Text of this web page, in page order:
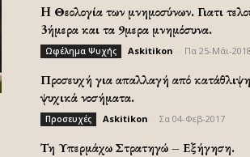
H Θεολογία των μνημοσύνων. Γιατι
3ήμερα και τα 9μερα μνημόσυνα.
Ωφέλημα Ψυχής Askitikon Πα 25-Μάι-2018
Προσευχή για απαλλαγή από
ψυχικά νοσήματα.
Προσευχές Askitikon Σα 04-Φεβ-2017
Τη Υπερμάχω Στρατηγώ – Εξήγηση.